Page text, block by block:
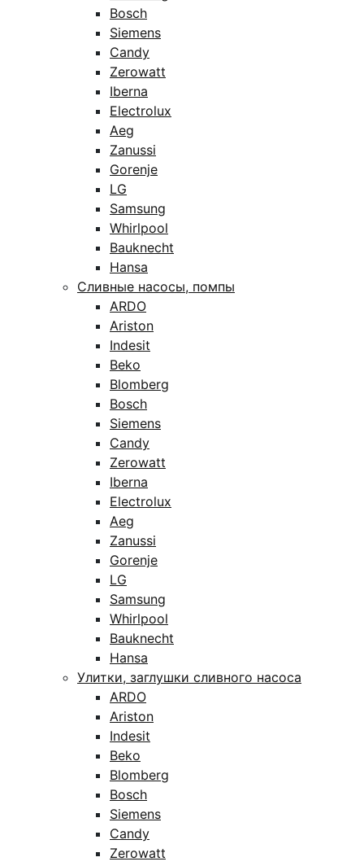
Bosch
Siemens
Candy
Zerowatt
Iberna
Electrolux
Aeg
Zanussi
Gorenje
LG
Samsung
Whirlpool
Bauknecht
Hansa
Сливные насосы, помпы
ARDO
Ariston
Indesit
Beko
Blomberg
Bosch
Siemens
Candy
Zerowatt
Iberna
Electrolux
Aeg
Zanussi
Gorenje
LG
Samsung
Whirlpool
Bauknecht
Hansa
Улитки, заглушки сливного насоса
ARDO
Ariston
Indesit
Beko
Blomberg
Bosch
Siemens
Candy
Zerowatt